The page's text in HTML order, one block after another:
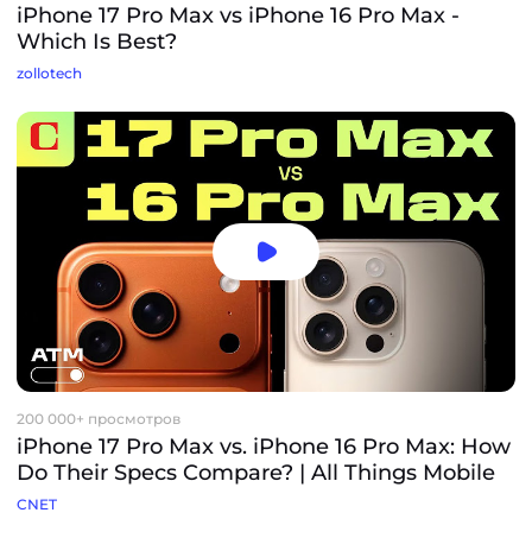
iPhone 17 Pro Max vs iPhone 16 Pro Max -
Which Is Best?
zollotech
200 000+ просмотров
iPhone 17 Pro Max vs. iPhone 16 Pro Max: How
Do Their Specs Compare? | All Things Mobile
CNET